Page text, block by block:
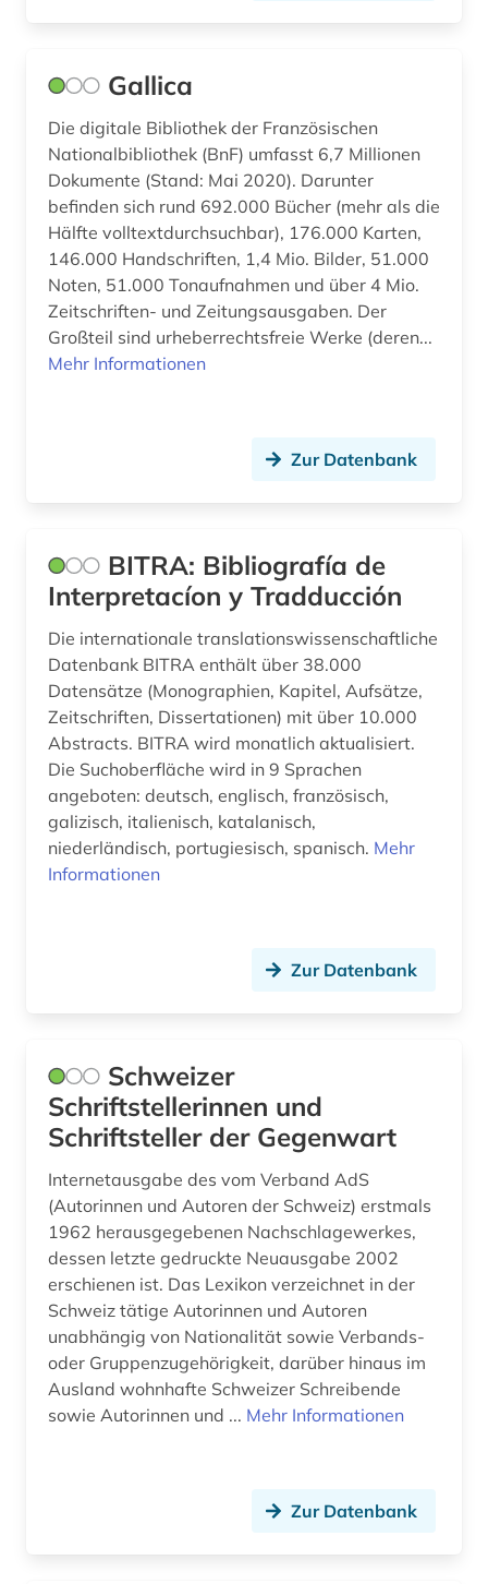
wirtschaft (2)
wissenschaftsgeschichte (1)
wörterbuch (19)
zeitschriften (2)
zeitschriftenaufsatz (1)
zeitung (2)
Gallica
Die digitale Bibliothek der Französischen
Nationalbibliothek (BnF) umfasst 6,7 Millionen
Dokumente (Stand: Mai 2020). Darunter
befinden sich rund 692.000 Bücher (mehr als die
Hälfte volltextdurchsuchbar), 176.000 Karten,
146.000 Handschriften, 1,4 Mio. Bilder, 51.000
Noten, 51.000 Tonaufnahmen und über 4 Mio.
Zeitschriften- und Zeitungsausgaben. Der
Großteil sind urheberrechtsfreie Werke (deren...
Mehr Informationen
Zur Datenbank
BITRA: Bibliografía de
Interpretacíon y Tradducción
Die internationale translationswissenschaftliche
Datenbank BITRA enthält über 38.000
Datensätze (Monographien, Kapitel, Aufsätze,
Zeitschriften, Dissertationen) mit über 10.000
Abstracts. BITRA wird monatlich aktualisiert.
Die Suchoberfläche wird in 9 Sprachen
angeboten: deutsch, englisch, französisch,
galizisch, italienisch, katalanisch,
niederländisch, portugiesisch, spanisch. Mehr
Informationen
Zur Datenbank
Schweizer
Schriftstellerinnen und
Schriftsteller der Gegenwart
Internetausgabe des vom Verband AdS
(Autorinnen und Autoren der Schweiz) erstmals
1962 herausgegebenen Nachschlagewerkes,
dessen letzte gedruckte Neuausgabe 2002
erschienen ist. Das Lexikon verzeichnet in der
Schweiz tätige Autorinnen und Autoren
unabhängig von Nationalität sowie Verbands-
oder Gruppenzugehörigkeit, darüber hinaus im
Ausland wohnhafte Schweizer Schreibende
sowie Autorinnen und ... Mehr Informationen
Zur Datenbank